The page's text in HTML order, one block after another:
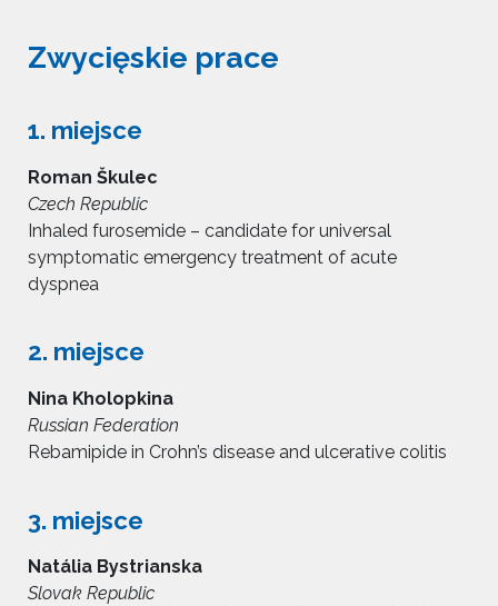
Zwycięskie prace
1. miejsce
Roman Škulec
Czech Republic
Inhaled furosemide – candidate for universal
symptomatic emergency treatment of acute
dyspnea
2. miejsce
Nina Kholopkina
Russian Federation
Rebamipide in Crohn’s disease and ulcerative colitis
3. miejsce
Natália Bystrianska
Slovak Republic